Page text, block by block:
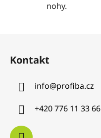
nohy.
Kontakt
info@profiba.cz
+420 776 11 33 66